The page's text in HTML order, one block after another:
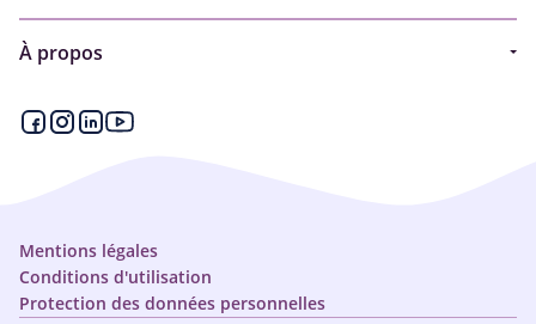
Aides financières et congés
À propos
Qui sommes-nous ?
Mentions légales
Conditions d'utilisation
Protection des données personnelles